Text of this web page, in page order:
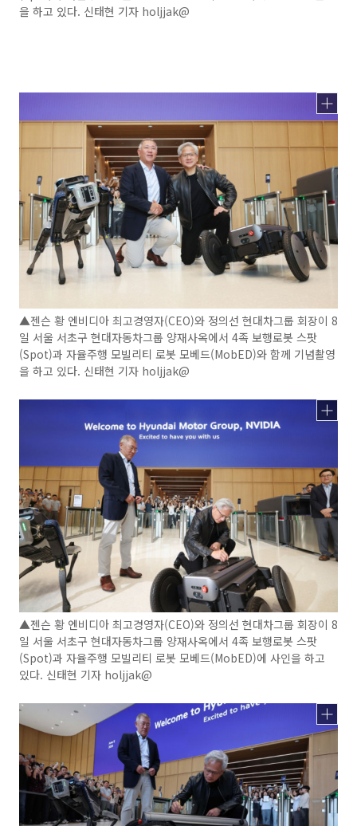
을 하고 있다. 신태현 기자 holjjak@
▲젠슨 황 엔비디아 최고경영자(CEO)와 정의선 현대차그룹 회장이 8
일 서울 서초구 현대자동차그룹 양재사옥에서 4족 보행로봇 스팟
(Spot)과 자율주행 모빌리티 로봇 모베드(MobED)와 함께 기념촬영
을 하고 있다. 신태현 기자 holjjak@
▲젠슨 황 엔비디아 최고경영자(CEO)와 정의선 현대차그룹 회장이 8
일 서울 서초구 현대자동차그룹 양재사옥에서 4족 보행로봇 스팟
(Spot)과 자율주행 모빌리티 로봇 모베드(MobED)에 사인을 하고
있다. 신태현 기자 holjjak@